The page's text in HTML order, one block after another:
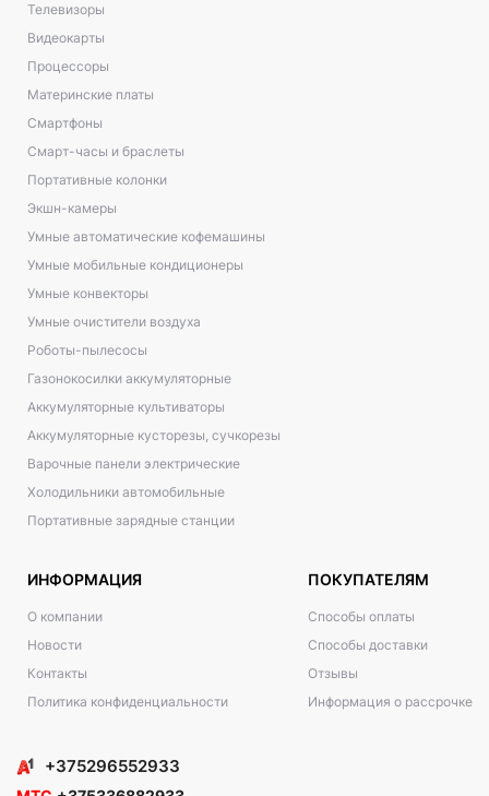
Телевизоры
Видеокарты
Процессоры
Материнские платы
Смартфоны
Смарт-часы и браслеты
Портативные колонки
Экшн-камеры
Умные автоматические кофемашины
Умные мобильные кондиционеры
Умные конвекторы
Умные очистители воздуха
Роботы-пылесосы
Газонокосилки аккумуляторные
Аккумуляторные культиваторы
Аккумуляторные кусторезы, сучкорезы
Варочные панели электрические
Холодильники автомобильные
Портативные зарядные станции
ИНФОРМАЦИЯ
О компании
Новости
Контакты
Политика конфиденциальности
ПОКУПАТЕЛЯМ
Способы оплаты
Способы доставки
Отзывы
Информация о рассрочке
+375296552933